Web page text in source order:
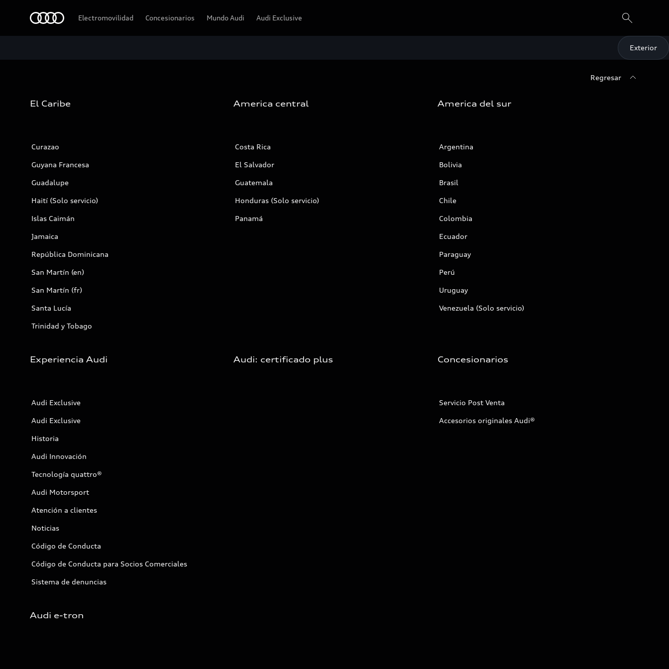
Electromovilidad Concesionarios Mundo Audi Audi Exclusive
Exterior
Regresar
El Caribe
Curazao
Guyana Francesa
Guadalupe
Haití (Solo servicio)
Islas Caimán
Jamaica
República Dominicana
San Martín (en)
San Martín (fr)
Santa Lucía
Trinidad y Tobago
America central
Costa Rica
El Salvador
Guatemala
Honduras (Solo servicio)
Panamá
America del sur
Argentina
Bolivia
Brasil
Chile
Colombia
Ecuador
Paraguay
Perú
Uruguay
Venezuela (Solo servicio)
Experiencia Audi
Audi Exclusive
Audi Exclusive
Historia
Audi Innovación
Tecnología quattro®
Audi Motorsport
Atención a clientes
Noticias
Código de Conducta
Código de Conducta para Socios Comerciales
Sistema de denuncias
Audi: certificado plus Concesionarios
Servicio Post Venta
Accesorios originales Audi®
Audi e-tron